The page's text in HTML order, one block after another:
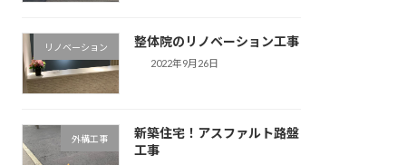
リノベーション 整体院のリノベーション工事
2022年9月26日
外構工事
新築住宅！アスファルト路盤
工事